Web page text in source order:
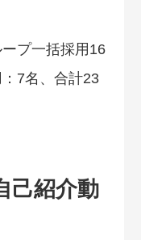
プ一括採用16
7名、合計23
己紹介動